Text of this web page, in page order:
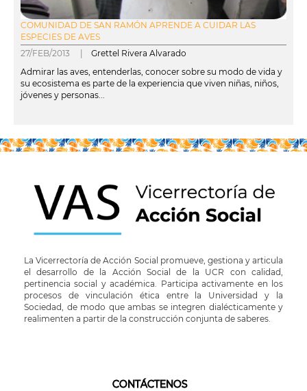
COMUNIDAD DE SAN RAMÓN APRENDE A CUIDAR LAS
ESPECIES DE AVES
27/FEB/2013 | Grettel Rivera Alvarado
Admirar las aves, entenderlas, conocer sobre su modo de vida y
su ecosistema es parte de la experiencia que viven niñas, niños,
jóvenes y personas...
La Vicerrectoría de Acción Social promueve, gestiona y articula
el desarrollo de la Acción Social de la UCR con calidad,
pertinencia social y académica. Participa activamente en los
procesos de vinculación ética entre la Universidad y la
Sociedad, de modo que ambas se integren dialécticamente y
realimenten a partir de la construcción conjunta de saberes.
CONTÁCTENOS